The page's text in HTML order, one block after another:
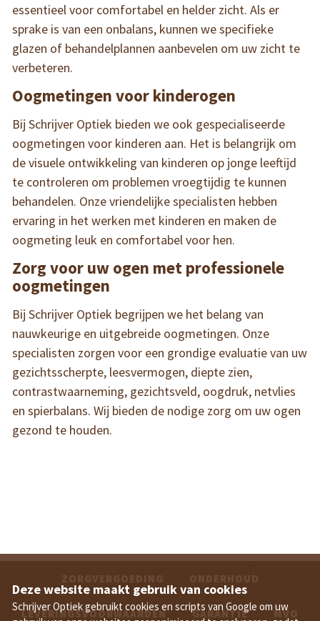
essentieel voor comfortabel en helder zicht. Als er
sprake is van een onbalans, kunnen we specifieke
glazen of behandelplannen aanbevelen om uw zicht te
verbeteren.
Oogmetingen voor kinderogen
Bij Schrijver Optiek bieden we ook gespecialiseerde
oogmetingen voor kinderen aan. Het is belangrijk om
de visuele ontwikkeling van kinderen op jonge leeftijd
te controleren om problemen vroegtijdig te kunnen
behandelen. Onze vriendelijke specialisten hebben
ervaring in het werken met kinderen en maken de
oogmeting leuk en comfortabel voor hen.
Zorg voor uw ogen met professionele
oogmetingen
Bij Schrijver Optiek begrijpen we het belang van
nauwkeurige en uitgebreide oogmetingen. Onze
specialisten zorgen voor een grondige evaluatie van uw
gezichtsscherpte, leesvermogen, diepte zien,
contrastwaarneming, gezichtsveld, oogdruk, netvlies
en spierbalans. Wij bieden de nodige zorg om uw ogen
gezond te houden.
ZORGVERGOEDING ONDERHOUD
LEVERINGSVOORWAARDEN GARANTIE MVO
Deze website maakt gebruik van cookies
Schrijver Optiek gebruikt cookies en scripts van Google om uw